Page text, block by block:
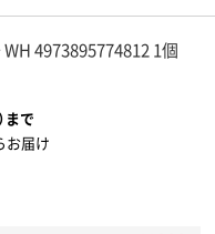
4973895774812 1個
まで
お届け